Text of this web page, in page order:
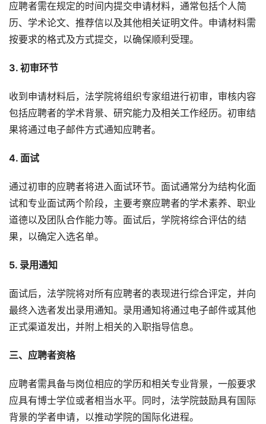
应聘者需在规定的时间内提交申请材料，通常包括个人简
历、学术论文、推荐信以及其他相关证明文件。申请材料需
按要求的格式及方式提交，以确保顺利受理。
3. 初审环节
收到申请材料后，法学院将组织专家组进行初审，审核内容
包括应聘者的学术背景、研究能力及相关工作经历。初审结
果将通过电子邮件方式通知应聘者。
4. 面试
通过初审的应聘者将进入面试环节。面试通常分为结构化面
试和专业面试两个阶段，主要考察应聘者的学术素养、职业
道德以及团队合作能力等。面试后，学院将综合评估的结
果，以确定入选名单。
5. 录用通知
面试后，法学院将对所有应聘者的表现进行综合评定，并向
最终入选者发出录用通知。录用通知将通过电子邮件或其他
正式渠道发出，并附上相关的入职指导信息。
三、应聘者资格
应聘者需具备与岗位相应的学历和相关专业背景，一般要求
应具有博士学位或者相当水平。同时，法学院鼓励具有国际
背景的学者申请，以推动学院的国际化进程。